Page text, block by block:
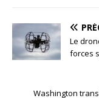
Le
forces
Washington